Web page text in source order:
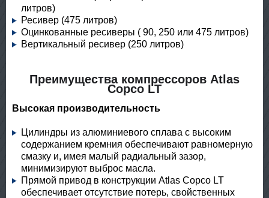
литров)
Ресивер (475 литров)
Оцинкованные ресиверы ( 90, 250 или 475 литров)
Вертикальный ресивер (250 литров)
Преимущества компрессоров Atlas
Copco LT
Высокая производительность
Цилиндры из алюминиевого сплава с высоким
содержанием кремния обеспечивают равномерную
смазку и, имея малый радиальный зазор,
минимизируют выброс масла.
Прямой привод в конструкции Atlas Copco LT
обеспечивает отсутствие потерь, свойственных